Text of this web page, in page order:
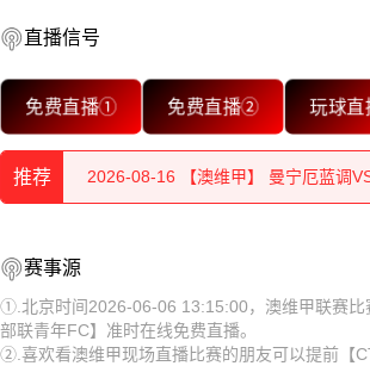
直播信号
免费直播① 免费直播② 玩球直
推荐
2026-08-16 【澳维甲】 曼宁厄蓝调
2026-08-16 【澳维甲】 曼宁厄蓝调
2026-08-16 【澳维甲】 曼宁厄蓝调
2026-08-16 【澳维甲】 曼宁厄蓝调
赛事源
①.北京时间2026-06-06 13:15:00，澳维甲联赛比
部联青年FC】准时在线免费直播。
②.喜欢看澳维甲现场直播比赛的朋友可以提前【